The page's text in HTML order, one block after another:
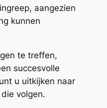
aangezien
kunnen
te treffen,
succesvolle
u uitkijken naar
volgen.